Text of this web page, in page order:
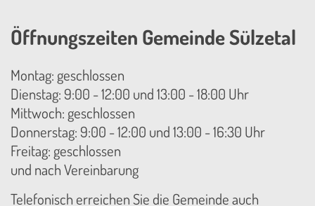
Öffnungszeiten Gemeinde Sülzetal
Montag: geschlossen
Dienstag: 9:00 - 12:00 und 13:00 - 18:00 Uhr
Mittwoch: geschlossen
Donnerstag: 9:00 - 12:00 und 13:00 - 16:30 Uhr
Freitag: geschlossen
und nach Vereinbarung
Telefonisch erreichen Sie die Gemeinde auch